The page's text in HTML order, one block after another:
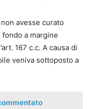
sino al
di sempre
Notevole
quotidiana, cerca
avesse curato
fondo a margine
167 c.c. A causa di
veniva sottoposto a